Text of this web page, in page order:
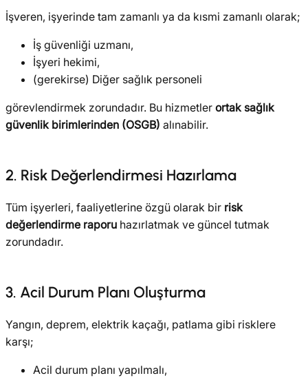
İşveren, işyerinde tam zamanlı ya da kısmi zamanlı olarak;
İş güvenliği uzmanı,
İşyeri hekimi,
(gerekirse) Diğer sağlık personeli
görevlendirmek zorundadır. Bu hizmetler ortak sağlık
güvenlik birimlerinden (OSGB) alınabilir.
2. Risk Değerlendirmesi Hazırlama
Tüm işyerleri, faaliyetlerine özgü olarak bir risk
değerlendirme raporu hazırlatmak ve güncel tutmak
zorundadır.
3. Acil Durum Planı Oluşturma
Yangın, deprem, elektrik kaçağı, patlama gibi risklere
karşı;
Acil durum planı yapılmalı,